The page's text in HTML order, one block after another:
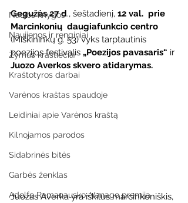
Naujos knygos
Naujienos ir renginiai
Žymūs kraštiečiai
Kraštotyros darbai
Varėnos kraštas spaudoje
Leidiniai apie Varėnos kraštą
Kilnojamos parodos
Sidabrinės bitės
Garbės ženklas
Adolfo Ramanausko–Vanago premija
Gegužės 27 d., šeštadienį, 12 val.  prie
Marcinkonių  daugiafunkcio centro
(Miškininkų g. 53) vyks tarptautinis
poezijos festivalis „Poezijos pavasaris“ ir
Juozo Averkos skvero atidarymas.
Juozas Averka yra iškilus marcinkoniškis,